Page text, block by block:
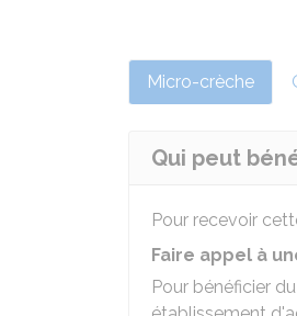
Micro-crèche
Qui peut
Pour recevoir
Faire appel à
Pour bénéficier